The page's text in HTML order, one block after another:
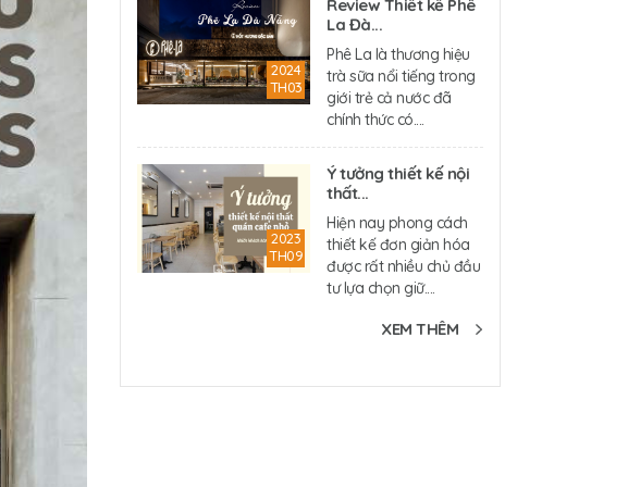
2024
TH03
Review Thiết kế Phê
La Đà...
Phê La là thương hiệu
trà sữa nổi tiếng trong
giới trẻ cả nước đã
chính thức có....
2023
TH09
Ý tưởng thiết kế nội
thất...
Hiện nay phong cách
thiết kế đơn giản hóa
được rất nhiều chủ đầu
tư lựa chọn giữ....
XEM THÊM